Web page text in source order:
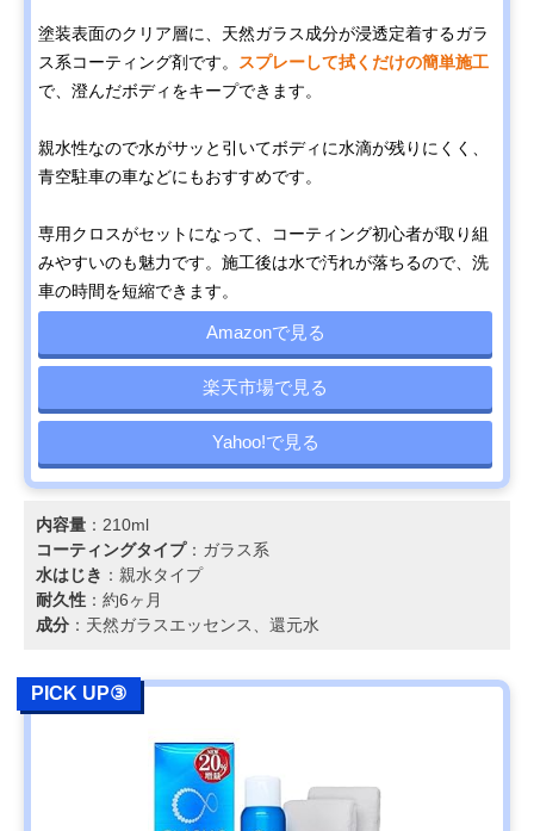
塗装表面のクリア層に、天然ガラス成分が浸透定着するガラ
ス系コーティング剤です。
スプレーして拭くだけの簡単施工
で、澄んだボディをキープできます。
親水性なので水がサッと引いてボディに水滴が残りにくく、
青空駐車の車などにもおすすめです。
専用クロスがセットになって、コーティング初心者が取り組
みやすいのも魅力です。施工後は水で汚れが落ちるので、洗
車の時間を短縮できます。
Amazonで見る
楽天市場で見る
Yahoo!で見る
内容量 ：210ml
コーティングタイプ：ガラス系
水はじき ：親水タイプ
耐久性 ：約6ヶ月
成分 ：天然ガラスエッセンス、還元水
PICK UP③